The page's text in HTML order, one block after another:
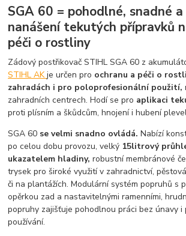
SGA 60 = pohodlné, snadné
nanášení tekutých přípravků
péči o rostliny
Zádový postřikovač STIHL SGA 60 z
STIHL AKje určen pro ochranu a péči o
zahradách i pro poloprofesionální použití,
zahradních centrech. Hodí se pro aplikaci
proti plísním a škůdcům, hnojení i hubení
SGA 60 se velmi snadno ovládá. Nabízí
po celou dobu provozu, velký 15litrový
ukazatelem hladiny, robustní membránové
trysek pro široké využití v zahradnictví,
či na plantážích. Modulární systém popruhů s
opěrkou zad a nastavitelnými ramenními,
popruhy zajišťuje pohodlnou práci bez únavy i
používání.